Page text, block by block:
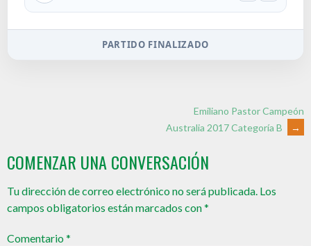
PARTIDO FINALIZADO
Emiliano Pastor Campeón
Australia 2017 Categoría B
→
COMENZAR UNA CONVERSACIÓN
Tu dirección de correo electrónico no será publicada. Los
campos obligatorios están marcados con*
Comentario*